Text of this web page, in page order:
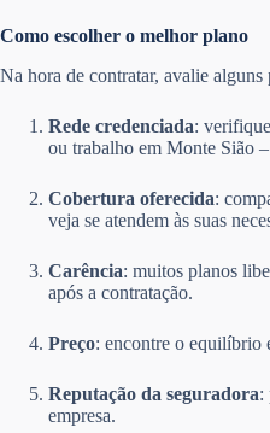
Como escolher o melhor plano
Na hora de contratar, avalie alguns
Rede credenciada:
ou trabalho em Monte Sião
Cobertura oferecida:
veja se atendem às suas
Carência: muitos planos
após a contratação.
Preço: encontre o equilíbrio
Reputação da seguradora:
empresa.